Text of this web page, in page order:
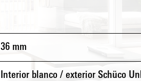
36 mm
Interior blanco / exterior Schüco